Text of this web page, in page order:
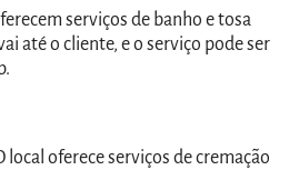
serviços de banho e tosa
até o cliente, e o serviço pode ser
local oferece serviços de cremação